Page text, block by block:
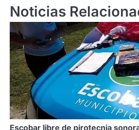
Noticias
Escobar libre de pirotecnia